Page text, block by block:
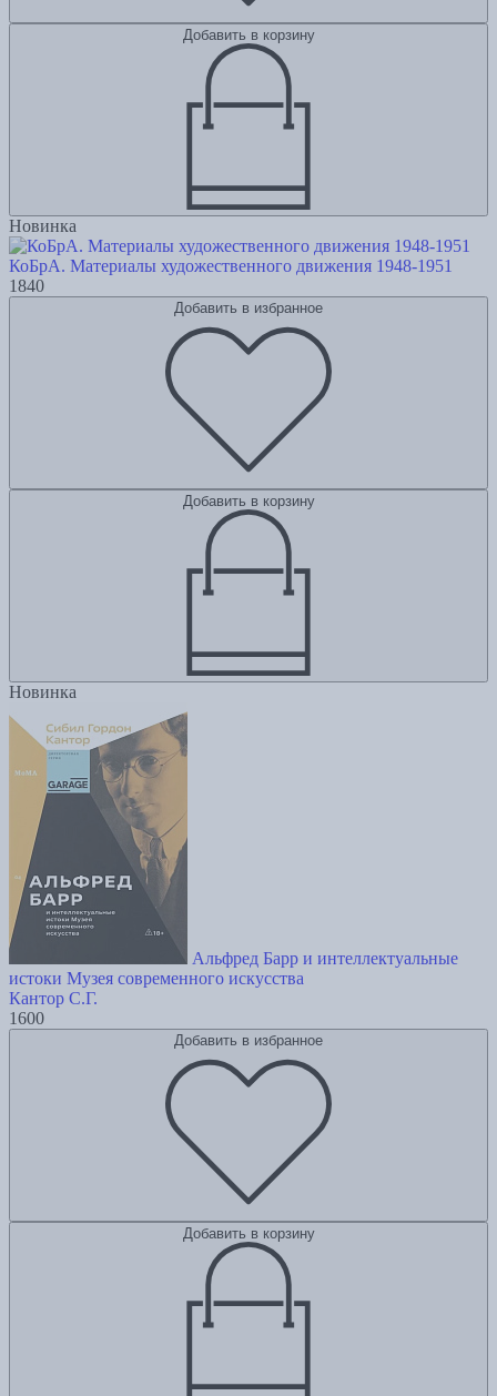
Добавить в корзину
Новинка
КоБрА. Материалы художественного движения 1948-1951
1840
Добавить в избранное
Добавить в корзину
Новинка
Альфред Барр и интеллектуальные
истоки Музея современного искусства
Кантор С.Г.
1600
Добавить в избранное
Добавить в корзину